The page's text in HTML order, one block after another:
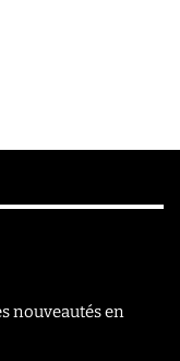
nouveautés en